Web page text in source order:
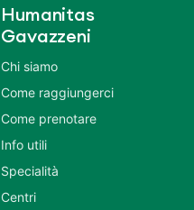
Humanitas
Gavazzeni
Chi siamo
Come raggiungerci
Come prenotare
Info utili
Specialità
Centri